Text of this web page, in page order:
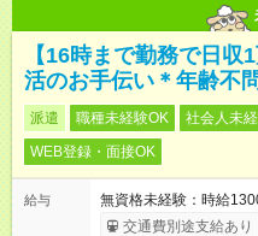
【16時まで勤務で日
活のお手伝い＊年齢不
派遣 職種未経験OK 社会人未
WEB登録・面接OK
給与
無資格未経験：時給
交通費別途支給あり